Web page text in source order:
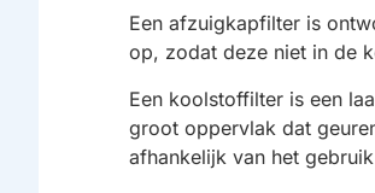
Een afzuigkapfilter is
op, zodat deze niet in de
Een koolstoffilter is een
groot oppervlak dat
afhankelijk van het